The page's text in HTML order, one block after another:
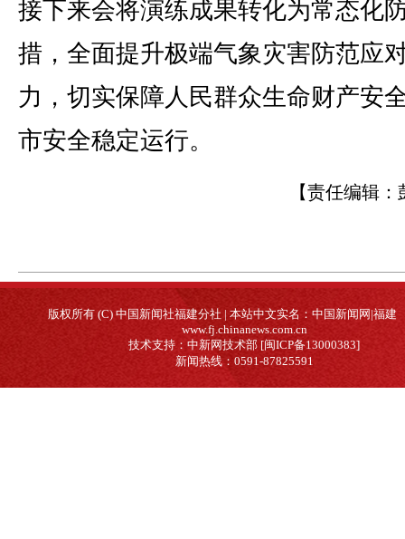
接下来会将演练成果转化为常态化
措，全面提升极端气象灾害防范应
力，切实保障人民群众生命财产安
市安全稳定运行。
【责任编辑：
版权所有 (C) 中国新闻社福建分社 | 本站中文实名：中国新闻网|福建
www.fj.chinanews.com.cn
技术支持：中新网技术部 [闽ICP备13000383]
新闻热线：0591-87825591